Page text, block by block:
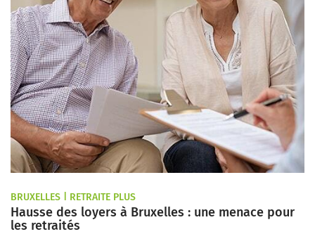
BRUXELLES | RETRAITE PLUS
Hausse des loyers à Bruxelles : une menace pour
les retraités